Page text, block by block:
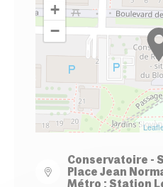
+
−
Conservatoire -
Place Jean
Métro : Station